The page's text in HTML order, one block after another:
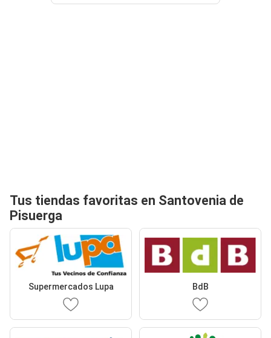
Tus tiendas favoritas en Santovenia de
Pisuerga
Supermercados Lupa BdB